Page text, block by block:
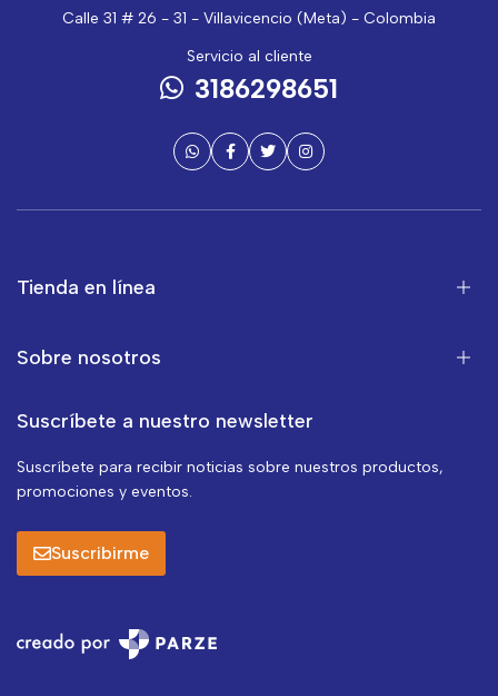
Calle 31 # 26 - 31 - Villavicencio (Meta) - Colombia
Servicio al cliente
3186298651
Tienda en línea
Sobre nosotros
Suscríbete a nuestro newsletter
Suscríbete para recibir noticias sobre nuestros productos,
promociones y eventos.
Suscribirme